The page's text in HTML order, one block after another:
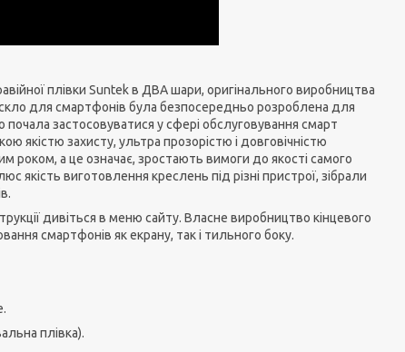
плівки Suntek в ДВА шари, оригінального виробництва
для смартфонів була безпосередньо розроблена для
почала застосовуватися у сфері обслуговування смарт
якістю захисту, ультра прозорістю і довговічністю
роком, а це означає, зростають вимоги до якості самого
якість виготовлення креслень під різні пристрої, зібрали
дивіться в меню сайту. Власне виробництво кінцевого
смартфонів як екрану, так і тильного боку.
плівка).